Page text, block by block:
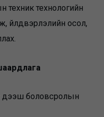
техник технологийн
үйлдвэрлэлийн осол,
дээш боловсролын